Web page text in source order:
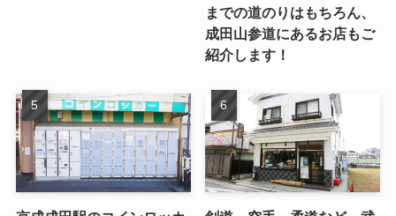
までの道のりはもちろん、
成田山参道にあるお店もご
紹介します！